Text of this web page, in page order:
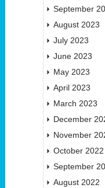
September
August 2023
July 2023
June 2023
May 2023
April 2023
March 2023
December
November
October 2022
September
August 2022